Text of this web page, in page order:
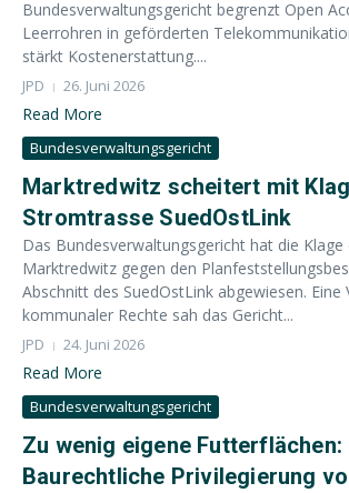
Bundesverwaltungsgericht begrenzt Open
Leerrohren in geförderten
stärkt Kostenerstattung....
JPD 26. Juni 2026
Read More
Bundesverwaltungsgericht
Marktredwitz scheitert mit
Stromtrasse SuedOstLink
Das Bundesverwaltungsgericht hat die Klage
Marktredwitz gegen den
Abschnitt des SuedOstLink abgewiesen. Eine
kommunaler Rechte sah das Gericht...
JPD 24. Juni 2026
Read More
Bundesverwaltungsgericht
Zu wenig eigene Futterflächen:
Baurechtliche Privilegierung